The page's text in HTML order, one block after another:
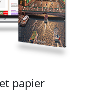
papier